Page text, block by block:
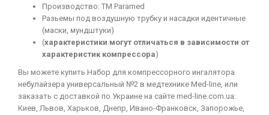
Производство: ТМ Paramed
Разьемы под воздушную трубку и насадки идентичные
(маски, мундштуки)
(характеристики могут отличаться в зависимости от
характеристик компрессора)
Вы можете купить Набор для компрессорного ингалятора
небулайзера универсальный №2 в медтехнике Med-line, или
заказать с доставкой по Украине на сайте med-line.com.ua:
Киев, Львов, Харьков, Днепр, Ивано-Франковск, Запорожье,